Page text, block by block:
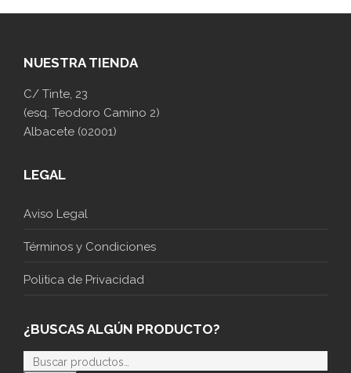
NUESTRA TIENDA
C/ Tinte, 23
(esq. Teodoro Camino 2)
Albacete (02001)
LEGAL
Aviso Legal
Términos y Condiciones
Politica de Privacidad
¿BUSCAS ALGÚN PRODUCTO?